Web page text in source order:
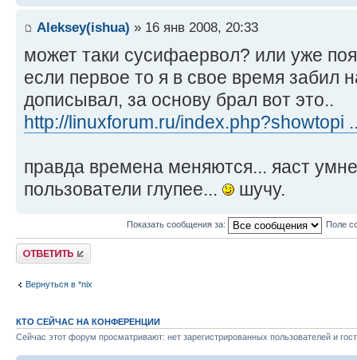
Aleksey(ishua) » 16 янв 2008, 20:33
может таки сусифаервол? или уже
если первое то я в свое время забил
дописывал, за основу брал вот это..
http://linuxforum.ru/index.php?showtopi
правда времена меняются... яаст
пользователи глупее...
шучу.
Показать сообщения за: Поле
Ответить
Вернуться в *nix
КТО СЕЙЧАС НА КОНФЕРЕНЦИИ
Сейчас этот форум просматривают: нет зарегистрированных пользователей и